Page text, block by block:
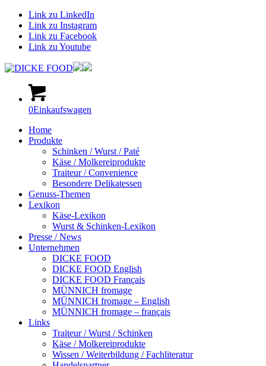
Link zu LinkedIn
Link zu Instagram
Link zu Facebook
Link zu Youtube
0Einkaufswagen
Home
Produkte
Schinken / Wurst / Paté
Käse / Molkereiprodukte
Traiteur / Convenience
Besondere Delikatessen
Genuss-Themen
Lexikon
Käse-Lexikon
Wurst & Schinken-Lexikon
Presse / News
Unternehmen
DICKE FOOD
DICKE FOOD English
DICKE FOOD Français
MÜNNICH fromage
MÜNNICH fromage – English
MÜNNICH fromage – français
Links
Traiteur / Wurst / Schinken
Käse / Molkereiprodukte
Wissen / Weiterbildung / Fachliteratur